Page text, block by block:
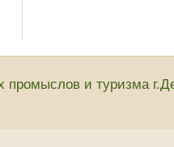
и туризма